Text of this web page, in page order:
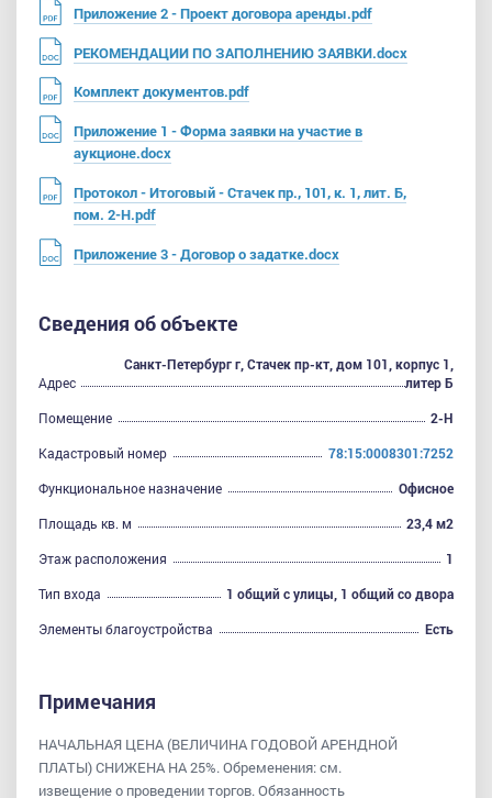
Приложение 2 - Проект договора аренды.pdf
РЕКОМЕНДАЦИИ ПО ЗАПОЛНЕНИЮ ЗАЯВКИ.docx
Комплект документов.pdf
Приложение 1 - Форма заявки на участие в
аукционе.docx
Протокол - Итоговый - Стачек пр., 101, к. 1, лит. Б,
пом. 2-Н.pdf
Приложение 3 - Договор о задатке.docx
Сведения об объекте
Адрес
Санкт-Петербург г, Стачек пр-кт, дом 101, корпус 1,
литер Б
Помещение
2-Н
Кадастровый номер
78:15:0008301:7252
Функциональное назначение
Офисное
Площадь кв. м
23,4 м2
Этаж расположения
1
Тип входа
1 общий с улицы, 1 общий со двора
Элементы благоустройства
Есть
Примечания
НАЧАЛЬНАЯ ЦЕНА (ВЕЛИЧИНА ГОДОВОЙ АРЕНДНОЙ
ПЛАТЫ) СНИЖЕНА НА 25%. Обременения: см.
извещение о проведении торгов. Обязанность